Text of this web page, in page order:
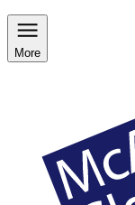
More